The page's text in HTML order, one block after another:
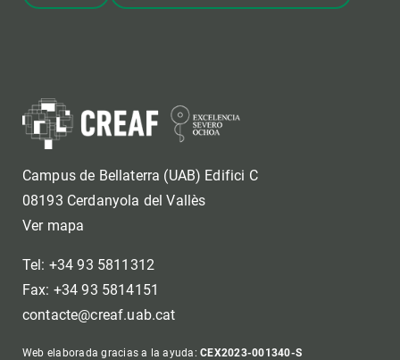
Campus de Bellaterra (UAB) Edifici C
08193 Cerdanyola del Vallès
Ver mapa
Tel: +34 93 5811312
Fax: +34 93 5814151
contacte@creaf.uab.cat
Web elaborada gracias a la ayuda:CEX2023-001340-S